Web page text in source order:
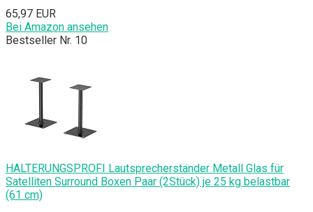
65,97 EUR
Bei Amazon ansehen
Bestseller Nr. 10
HALTERUNGSPROFI Lautsprecherständer Metall Glas für
Satelliten Surround Boxen Paar (2Stück) je 25 kg belastbar
(61 cm)